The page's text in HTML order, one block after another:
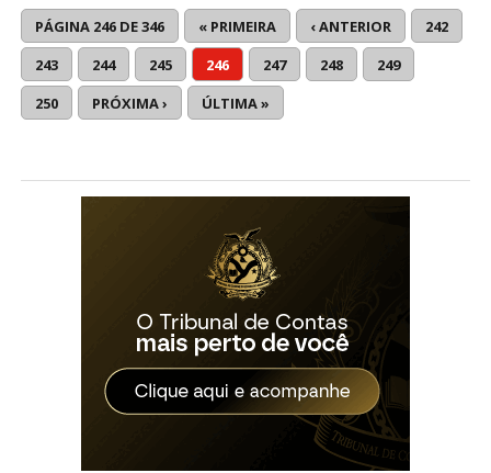
PÁGINA 246 DE 346 « PRIMEIRA ‹ ANTERIOR
242
243
244 245 246 247 248
249
250
PRÓXIMA › ÚLTIMA »